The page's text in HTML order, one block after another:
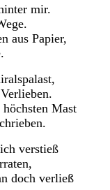
mir.
aus Papier,
Mast
verstieß
doch verließ